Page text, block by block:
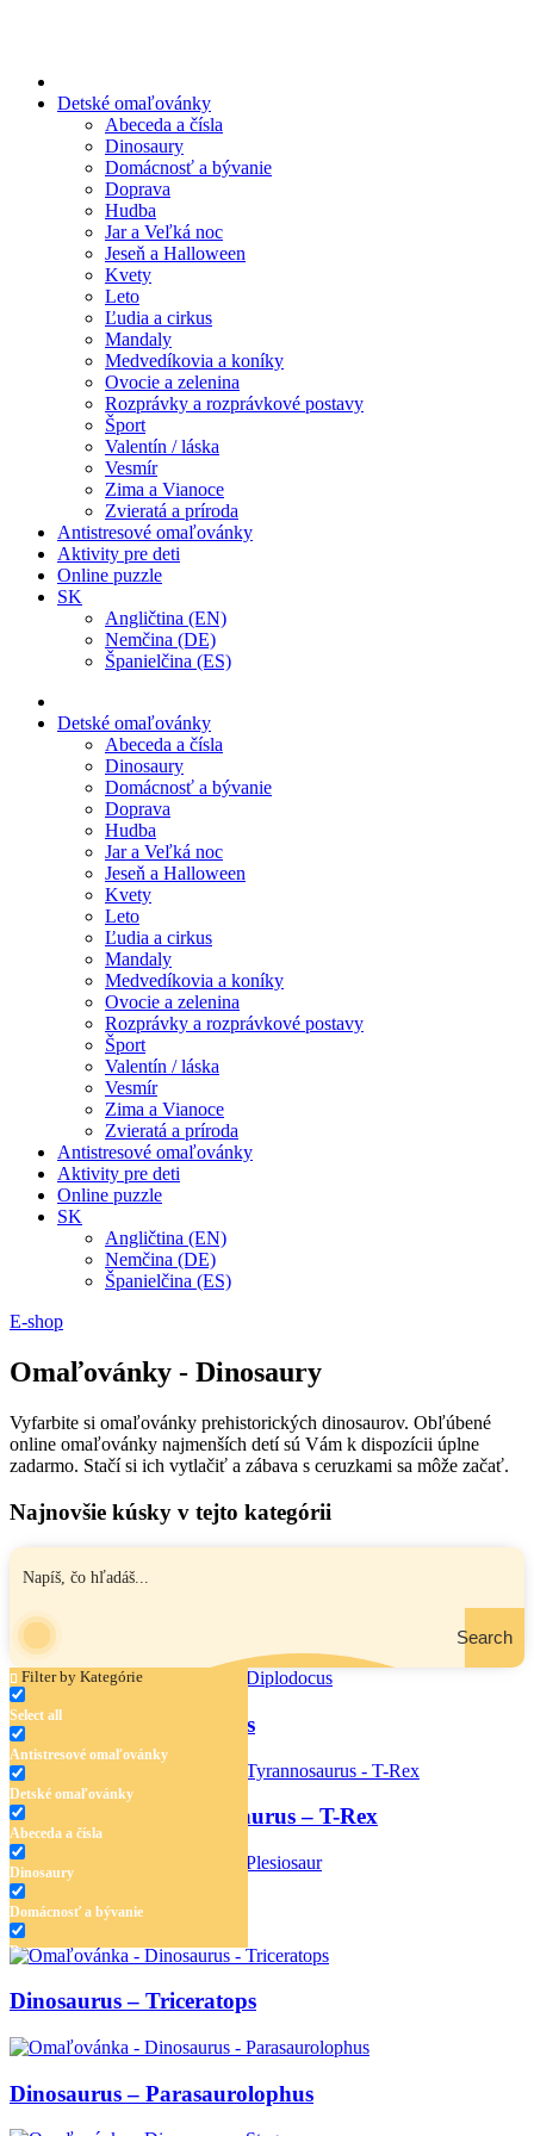
Detské omaľovánky
Abeceda a čísla
Dinosaury
Domácnosť a bývanie
Doprava
Hudba
Jar a Veľká noc
Jeseň a Halloween
Kvety
Leto
Ľudia a cirkus
Mandaly
Medvedíkovia a koníky
Ovocie a zelenina
Rozprávky a rozprávkové postavy
Šport
Valentín / láska
Vesmír
Zima a Vianoce
Zvieratá a príroda
Antistresové omaľovánky
Aktivity pre deti
Online puzzle
SK
Angličtina (EN)
Nemčina (DE)
Španielčina (ES)
Detské omaľovánky
Abeceda a čísla
Dinosaury
Domácnosť a bývanie
Doprava
Hudba
Jar a Veľká noc
Jeseň a Halloween
Kvety
Leto
Ľudia a cirkus
Mandaly
Medvedíkovia a koníky
Ovocie a zelenina
Rozprávky a rozprávkové postavy
Šport
Valentín / láska
Vesmír
Zima a Vianoce
Zvieratá a príroda
Antistresové omaľovánky
Aktivity pre deti
Online puzzle
SK
Angličtina (EN)
Nemčina (DE)
Španielčina (ES)
E-shop
Omaľovánky - Dinosaury
Vyfarbite si omaľovánky prehistorických dinosaurov. Obľúbené
online omaľovánky najmenších detí sú Vám k dispozícii úplne
zadarmo. Stačí si ich vytlačiť a zábava s ceruzkami sa môže začať.
Najnovšie kúsky v tejto kategórii
Search
Filter by Kategórie
Select all
Antistresové omaľovánky
Detské omaľovánky
Abeceda a čísla
Dinosaury
Domácnosť a bývanie
Doprava
Hudba
Kvety
Dinosaurus – Diplodocus
Dinosaurus – Tyrannosaurus – T-Rex
Dinosaurus – Plesiosaur
Dinosaurus – Triceratops
Dinosaurus – Parasaurolophus